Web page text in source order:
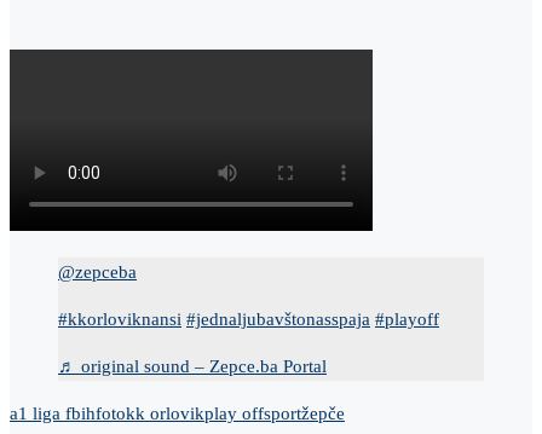
@zepceba
#kkorloviknansi #jednaljubavštonasspaja #playoff
♬ original sound – Zepce.ba Portal
a1 liga fbihfotokk orlovikplay offsportžepče